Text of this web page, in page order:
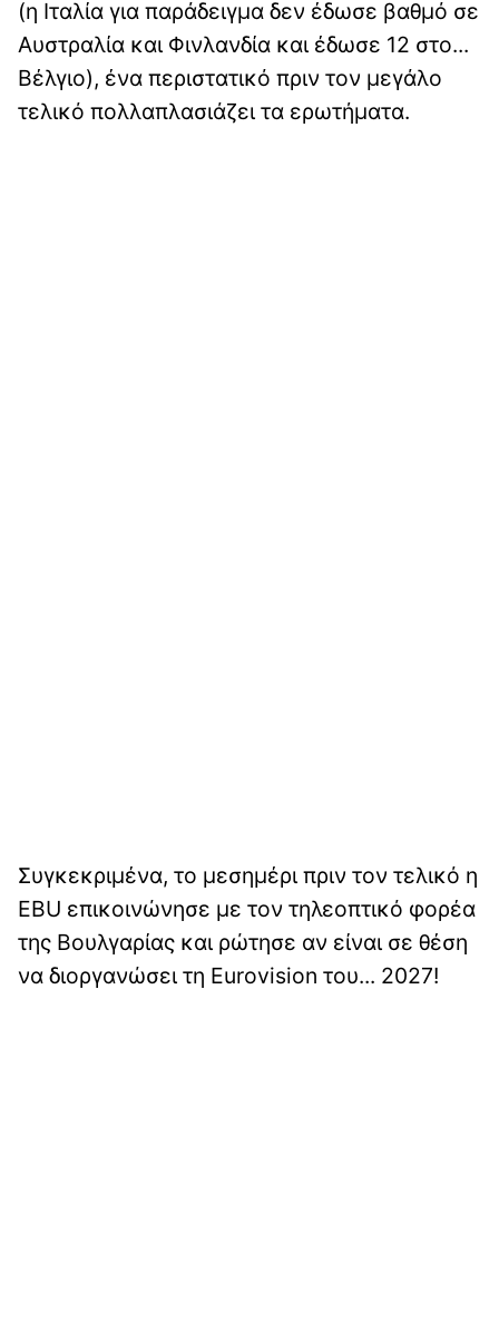
(η Ιταλία για παράδειγμα δεν έδωσε βαθμό σε
Αυστραλία και Φινλανδία και έδωσε 12 στο...
Βέλγιο), ένα περιστατικό πριν τον μεγάλο
τελικό πολλαπλασιάζει τα ερωτήματα.
Συγκεκριμένα, το μεσημέρι πριν τον τελικό η
EBU επικοινώνησε με τον τηλεοπτικό φορέα
της Βουλγαρίας και ρώτησε αν είναι σε θέση
να διοργανώσει τη Eurovision του... 2027!